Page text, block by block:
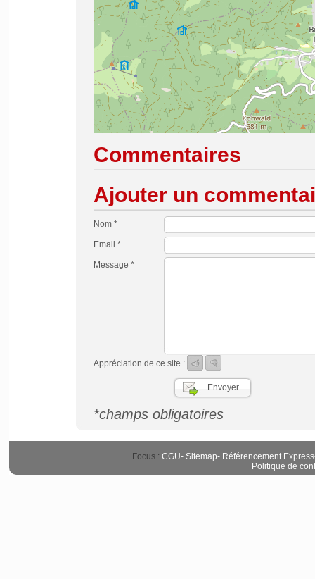
Commentaires
Ajouter un
Nom *
Email *
Message *
Appréciation de ce site :
*champs obligatoires
Focus : CGU- Sitemap- Référencement Express
Politique de